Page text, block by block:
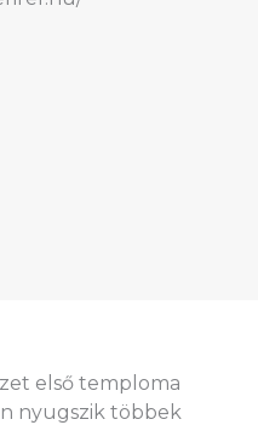
első temploma
nyugszik többek